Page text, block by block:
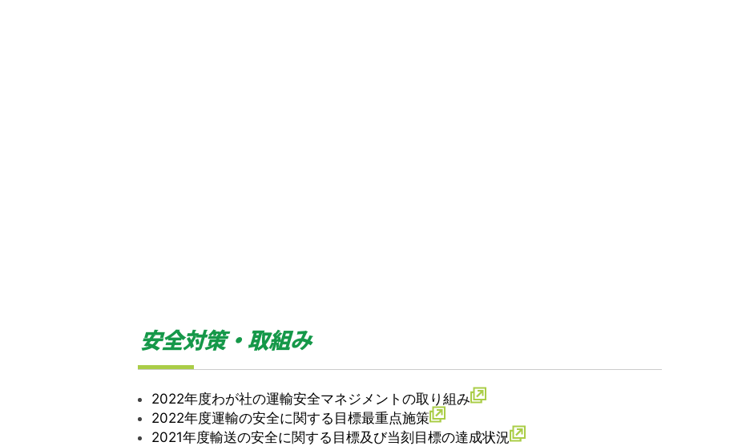
2022年度わが社の運輸安全マネジメントの取り組み
2022年度運輸の安全に関する目標最重点施策
2021年度輸送の安全に関する目標及び当刻目標の達成状況